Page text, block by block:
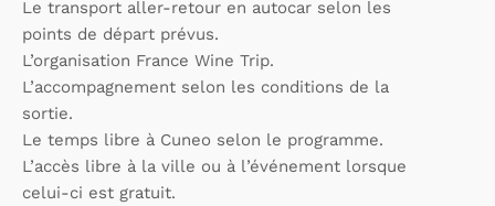
Le transport aller-retour en autocar selon les
points de départ prévus.
L’organisation France Wine Trip.
L’accompagnement selon les conditions de la
sortie.
Le temps libre à Cuneo selon le programme.
L’accès libre à la ville ou à l’événement lorsque
celui-ci est gratuit.